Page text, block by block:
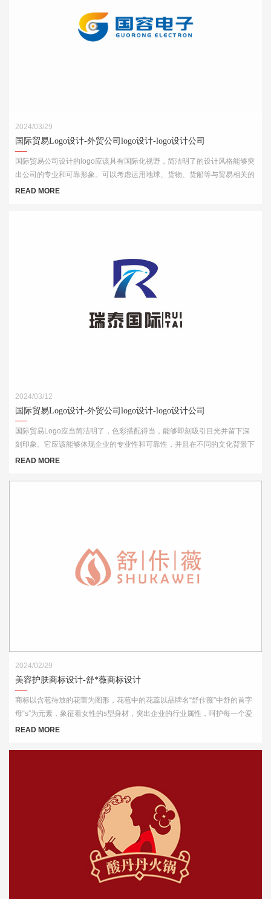
2024/03/29
国际贸易Logo设计-外贸公司logo设计-logo设计公司
国际贸易公司设计的logo应该具有国际化视野，简洁明了的设计风格能够突
出公司的专业和可靠形象。可以考虑运用地球、货物、货船等与贸易相关的
元素，结合简洁的字体和线条，突出公司的国际化特点。
READ MORE
2024/03/12
国际贸易Logo设计-外贸公司logo设计-logo设计公司
国际贸易Logo应当简洁明了，色彩搭配得当，能够即刻吸引目光并留下深
刻印象。它应该能够体现企业的专业性和可靠性，并且在不同的文化背景下
都能够被理解和接受。此外，Logo的设计还需考虑到其在各种媒介上的应
READ MORE
2024/02/29
美容护肤商标设计-舒*薇商标设计
商标以含苞待放的花蕾为图形，花苞中的花蕊以品牌名“舒佧薇”中舒的首字
母“s”为元素，象征着女性的s型身材，突出企业的行业属性，呵护每一个爱
美的你。
READ MORE